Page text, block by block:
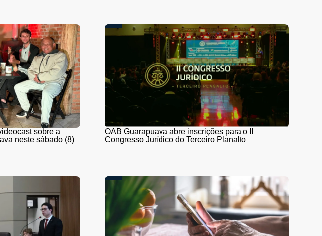
sobre a
neste sábado (8)
OAB Guarapuava abre inscrições para o II
Congresso Jurídico do Terceiro Planalto